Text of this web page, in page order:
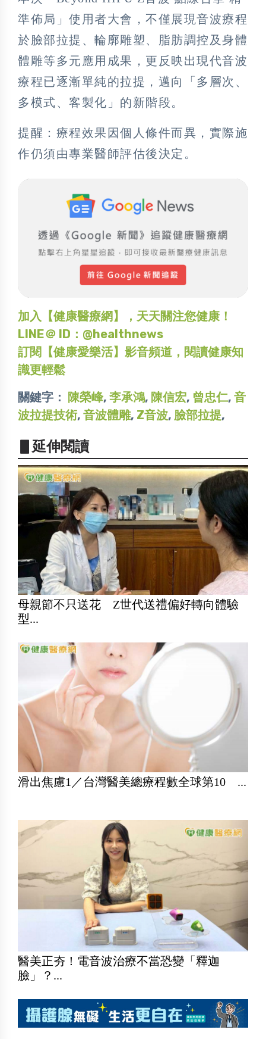
準佈局」使用者大會，不僅展現音波療程
於臉部拉提、輪廓雕塑、脂肪調控及身體
體雕等多元應用成果，更反映出現代音波
療程已逐漸單純的拉提，邁向「多層次、
多模式、客製化」的新階段。
提醒：療程效果因個人條件而異，實際施
作仍須由專業醫師評估後決定。
加入【健康醫療網】，天天關注您健康！
LINE＠ ID：@healthnews
訂閱【健康愛樂活】影音頻道，閱讀健康知
識更輕鬆
關鍵字：
陳榮峰, 李承鴻, 陳信宏, 曾忠仁, 音
波拉提技術, 音波體雕, Z音波, 臉部拉提,
▋延伸閱讀
母親節不只送花 Z世代送禮偏好轉向體驗
型...
滑出焦慮1／台灣醫美總療程數全球第10 ...
醫美正夯！電音波治療不當恐變「釋迦
臉」？...